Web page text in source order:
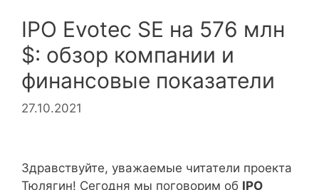
IPO Evotec SE на 576 млн
$: обзор компании и
финансовые показатели
27.10.2021
Здравствуйте, уважаемые читатели проекта
Тюлягин! Сегодня мы поговорим об IPO